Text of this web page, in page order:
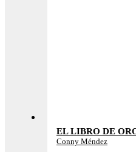
EL LIBRO DE
Conny Méndez